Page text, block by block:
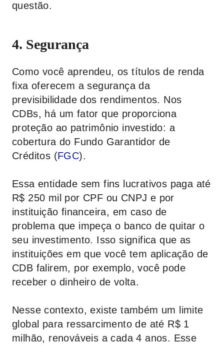
questão.
4. Segurança
Como você aprendeu, os títulos de renda
fixa oferecem a segurança da
previsibilidade dos rendimentos. Nos
CDBs, há um fator que proporciona
proteção ao patrimônio investido: a
cobertura do Fundo Garantidor de
Créditos (FGC).
Essa entidade sem fins lucrativos paga até
R$ 250 mil por CPF ou CNPJ e por
instituição financeira, em caso de
problema que impeça o banco de quitar o
seu investimento. Isso significa que as
instituições em que você tem aplicação de
CDB falirem, por exemplo, você pode
receber o dinheiro de volta.
Nesse contexto, existe também um limite
global para ressarcimento de até R$ 1
milhão, renováveis a cada 4 anos. Esse